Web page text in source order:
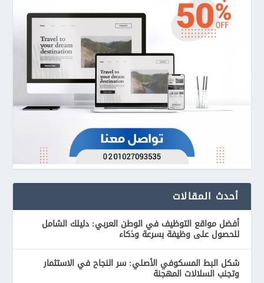
أحدث المقالات
أفضل مواقع التوظيف في الوطن العربي: دليلك الشامل
للحصول على وظيفة بسرعة وذكاء
شكل البط المسكوفي الأصلي: سر النجاح في الاستثمار
وتجنب السلالات المهجنة